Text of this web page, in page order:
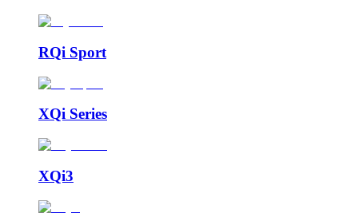
RQi Sport
XQi Series
XQi3